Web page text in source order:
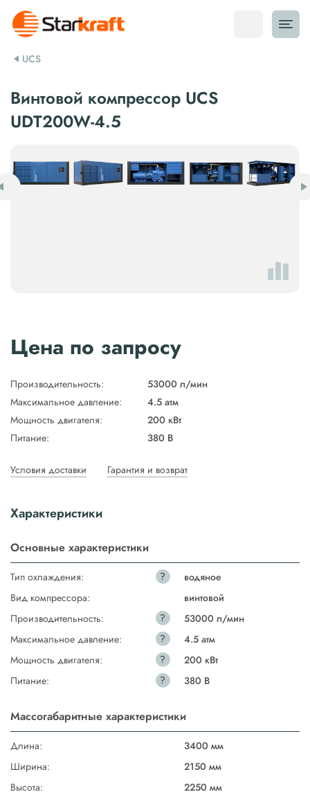
UCS
Винтовой компрессор UCS
UDT200W-4.5
Цена по запросу
Производительность:
53000 л/мин
Максимальное давление:
4.5 атм
Мощность двигателя:
200 кВт
Питание:
380 В
Условия доставки Гарантия и возврат
Характеристики
Основные характеристики
Тип охлаждения: ?
водяное
Вид компрессора:
винтовой
Производительность:
?
53000 л/мин
Максимальное давление:
?
4.5 атм
Мощность двигателя:
?
200 кВт
Питание:
? 380 В
Массогабаритные характеристики
Длина:
3400 мм
Ширина:
2150 мм
Высота:
2250 мм